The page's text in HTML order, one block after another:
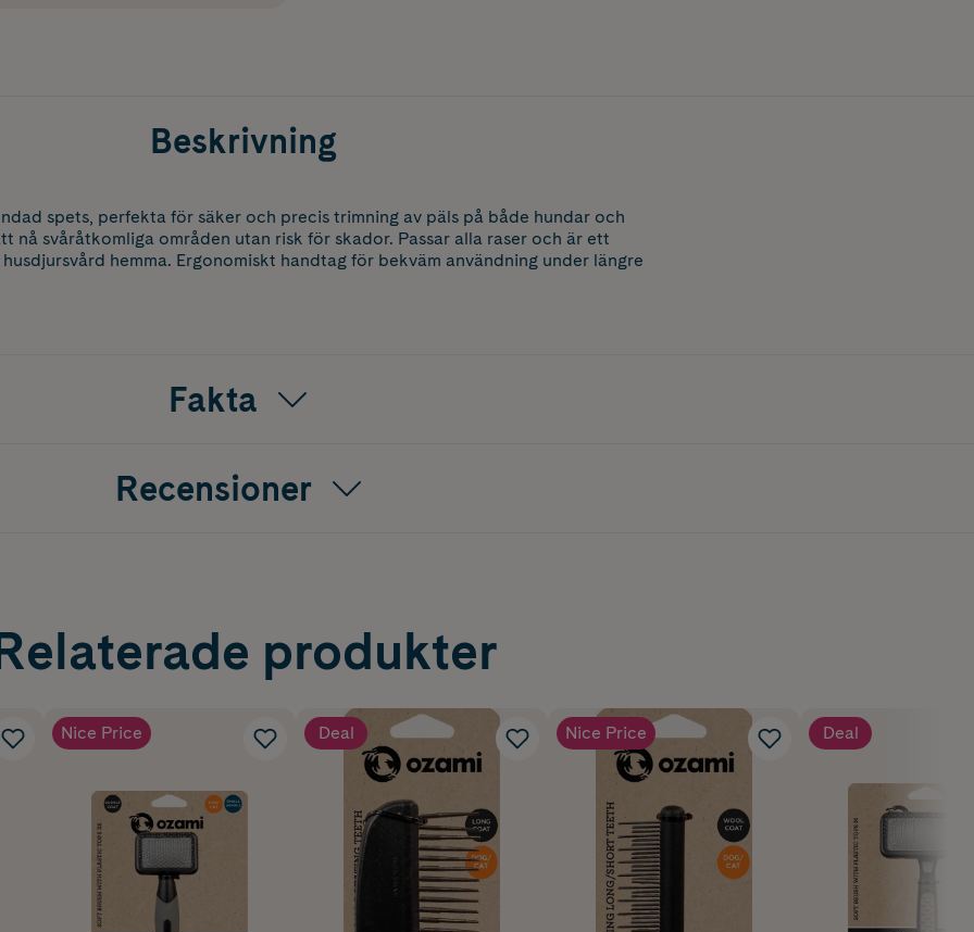
Beskrivning
spets, perfekta för säker och precis trimning av päls på både hundar och
nå svåråtkomliga områden utan risk för skador. Passar alla raser och är ett
hemma. Ergonomiskt handtag för bekväm användning under längre
Fakta
Recensioner
produkter
Nice Price Deal Nice Price Deal